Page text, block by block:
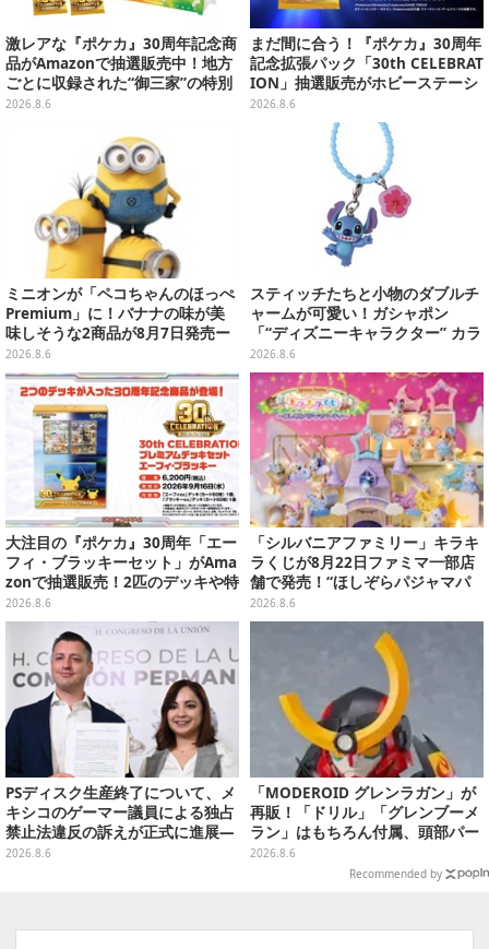
激レアな『ポケカ』30周年記念商
品がAmazonで抽選販売中！地方
ごとに収録された“御三家”の特別
カード
2026.8.6
まだ間に合う！『ポケカ』30周年
記念拡張パック「30th CELEBRAT
ION」抽選販売がホビーステーシ
ョンで実施中、8月6日まで
2026.8.6
ミニオンが「ペコちゃんのほっぺ
Premium」に！バナナの味が美
味しそうな2商品が8月7日発売ー
可愛いパッケージも必見
2026.8.6
スティッチたちと小物のダブルチ
ャームが可愛い！ガシャポン
「“ディズニーキャラクター” カラ
フルマルチチャーム」が発売
2026.8.6
大注目の『ポケカ』30周年「エー
フィ・ブラッキーセット」がAma
zonで抽選販売！2匹のデッキや特
別カードを収録
2026.8.6
「シルバニアファミリー」キラキ
ラくじが8月22日ファミマ一部店
舗で発売！“ほしぞらパジャマパ
ーティ”をテーマに、お人形や建
物がラインナップ
2026.8.6
PSディスク生産終了について、メ
キシコのゲーマー議員による独占
禁止法違反の訴えが正式に進展―
「テクノロジーは自由を拡大する
2026.8.6
「MODEROID グレンラガン」が
再販！「ドリル」「グレンブーメ
ラン」はもちろん付属、頭部パー
ツを組み替えると「ラガン」も再
2026.8.6
Recommended by